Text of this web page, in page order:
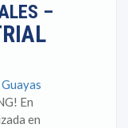
–
En
en